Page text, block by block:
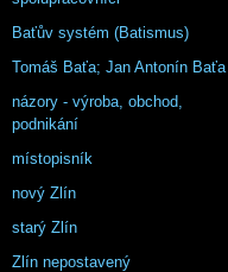
Baťův systém (Batismus)
Tomáš Baťa; Jan Antonín Baťa
názory - výroba, obchod,
podnikání
místopisník
nový Zlín
starý Zlín
Zlín nepostavený